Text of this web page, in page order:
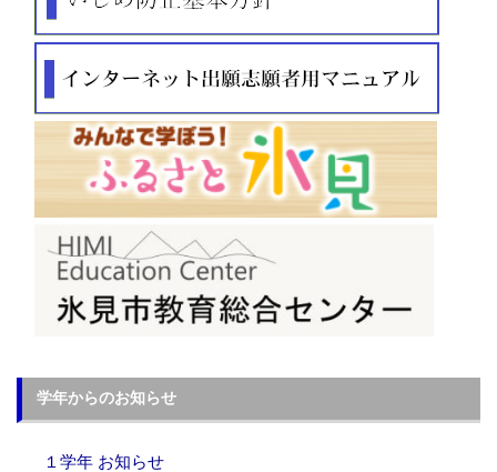
学年からのお知らせ
１学年 お知らせ